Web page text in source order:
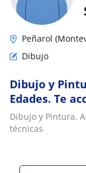
Peñarol
Dibujo
Dibujo y
Edades. Te
hacerlas
Dibujo y Pintura.
técnicas